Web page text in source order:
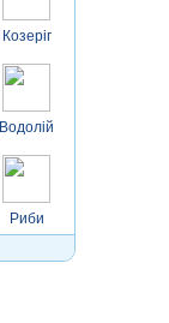
Козеріг
Водолій
Риби